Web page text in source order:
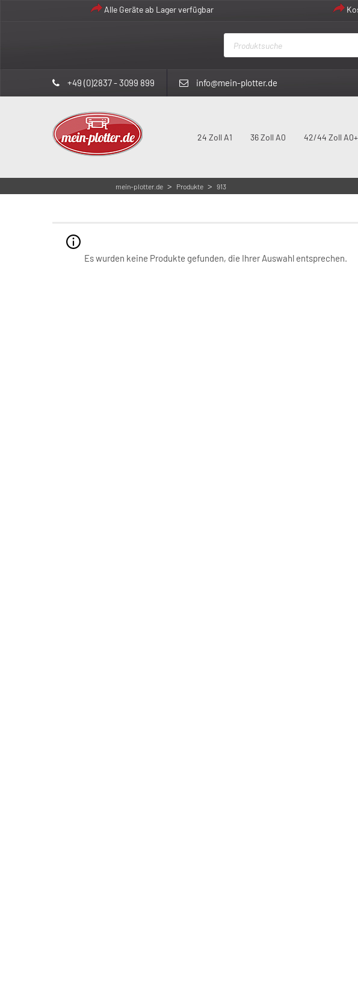
Alle Geräte ab Lager verfügbar
Products
search
+49 (0)2837 - 3099 899 info@mein-plotter.de
24 Zoll A1 36 Zoll A0 42/44 Zoll A0+
mein-plotter.de > Produkte > 913
Es wurden keine Produkte gefunden, die Ihrer Auswahl entsprechen.